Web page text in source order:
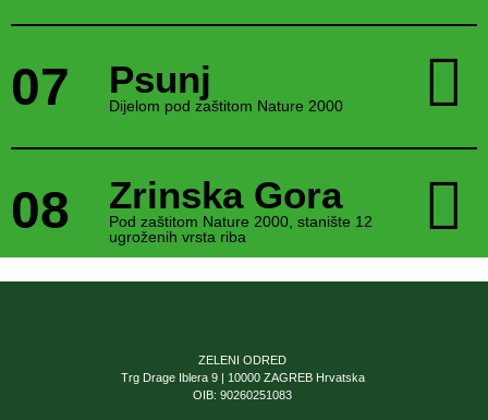
07 Psunj
Dijelom pod zaštitom Nature 2000
08 Zrinska Gora
Pod zaštitom Nature 2000, stanište 12
ugroženih vrsta riba
ZELENI ODRED
Trg Drage Iblera 9 | 10000 ZAGREB Hrvatska
OIB: 90260251083